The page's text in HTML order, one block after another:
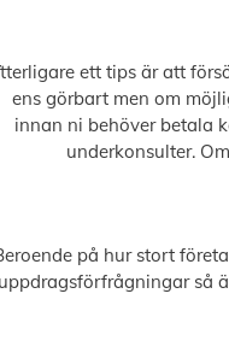
ett tips är att
ens görbart men om
innan ni behöver betala
underkonsulter.
på hur stort
uppdragsförfrågningar så